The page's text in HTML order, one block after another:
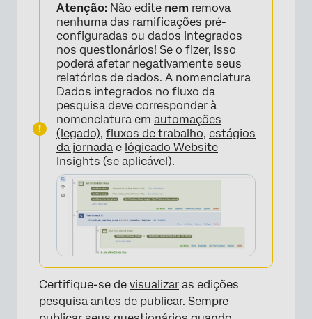
Atenção: Não edite nem remova
nenhuma das ramificações pré-
configuradas ou dados integrados
nos questionários! Se o fizer, isso
poderá afetar negativamente seus
relatórios de dados. A nomenclatura
Dados integrados no fluxo da
pesquisa deve corresponder à
nomenclatura em automações
(legado), fluxos de trabalho, estágios
da jornada e lógicado Website
Insights (se aplicável).
Certifique-se de visualizar as edições
pesquisa antes de publicar. Sempre